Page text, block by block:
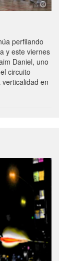
perfilando
y este viernes
Daniel, uno
circuito
en